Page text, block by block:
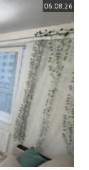
06.08.26